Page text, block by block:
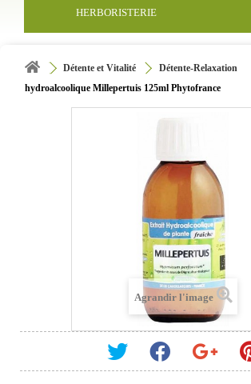
HERBORISTERIE
Détente et Vitalité Détente-Relaxation
hydroalcoolique Millepertuis 125ml Phytofrance
Agrandir l'image